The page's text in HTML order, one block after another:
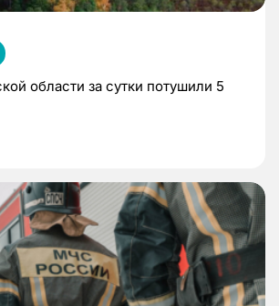
области за сутки потушили 5